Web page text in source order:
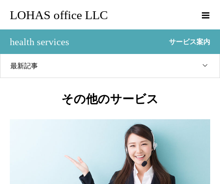
LOHAS office LLC
health services サービス案内
最新記事
その他のサービス